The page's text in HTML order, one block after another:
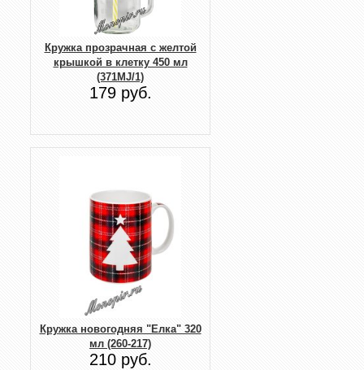
Кружка прозрачная с желтой
крышкой в клетку 450 мл
(371MJ/1)
179 руб.
Кружка новогодняя "Елка" 320
мл (260-217)
210 руб.